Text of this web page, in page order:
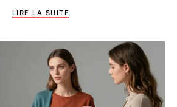
LIRE LA SUITE